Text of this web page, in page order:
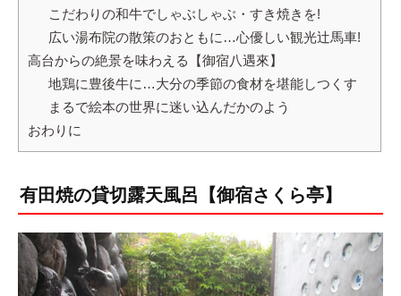
こだわりの和牛でしゃぶしゃぶ・すき焼きを!
広い湯布院の散策のおともに…心優しい観光辻馬車!
高台からの絶景を味わえる【御宿八遇來】
地鶏に豊後牛に…大分の季節の食材を堪能しつくす
まるで絵本の世界に迷い込んだかのよう
おわりに
有田焼の貸切露天風呂【御宿さくら亭】